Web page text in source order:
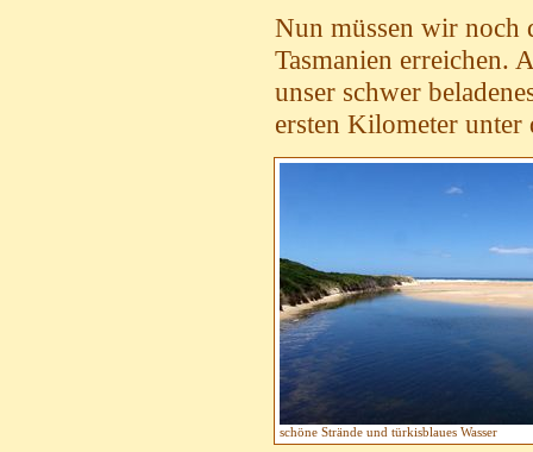
Nun müssen wir noch
Tasmanien erreichen.
unser schwer
ersten Kilometer unter
schöne Strände und türkisblaues Wasser